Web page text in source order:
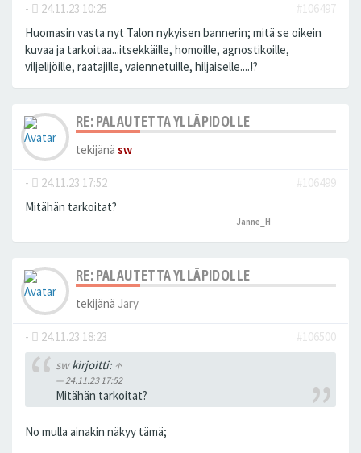
- 24.11.23 10:25
#106497
Huomasin vasta nyt Talon nykyisen bannerin; mitä se oikein
kuvaa ja tarkoitaa...itsekkäille, homoille, agnostikoille,
viljelijöille, raatajille, vaiennetuille, hiljaiselle....!?
RE: PALAUTETTA YLLÄPIDOLLE
tekijänä sw
- 24.11.23 17:52
#106499
Mitähän tarkoitat?
Janne_H
RE: PALAUTETTA YLLÄPIDOLLE
tekijänä Jary
- 24.11.23 18:23
#106500
swkirjoitti: ↑
24.11.23 17:52
Mitähän tarkoitat?
No mulla ainakin näkyy tämä;